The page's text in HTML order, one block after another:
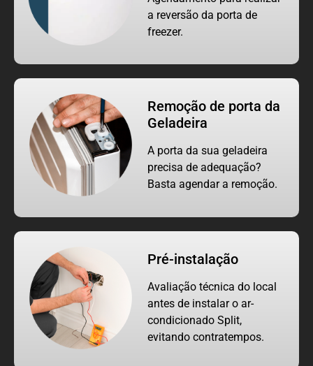
a reversão da porta de
freezer.
Remoção de porta da
Geladeira
A porta da sua geladeira
precisa de adequação?
Basta agendar a remoção.
Pré-instalação
Avaliação técnica do local
antes de instalar o ar-
condicionado Split,
evitando contratempos.